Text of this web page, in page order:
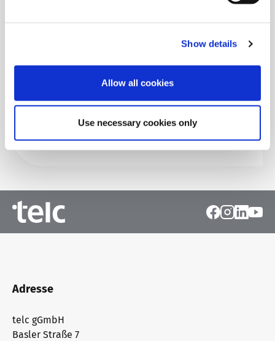
Show details
Allow all cookies
Use necessary cookies only
Alors inscrivez-vous dès maintenant à la lettre
d'information telc, c'est simple et rapide.
Adresse
telc gGmbH
Basler Straße 7